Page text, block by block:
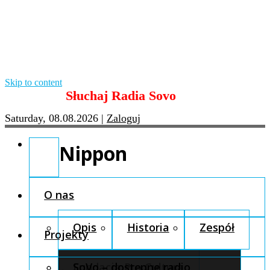
Skip to content
Słuchaj Radia Sovo
Saturday, 08.08.2026 | Zaloguj
O nas
Opis Historia Zespół
Fundacja Pro Cultura
Projekty
SoVo – dostępne radio
Nippon